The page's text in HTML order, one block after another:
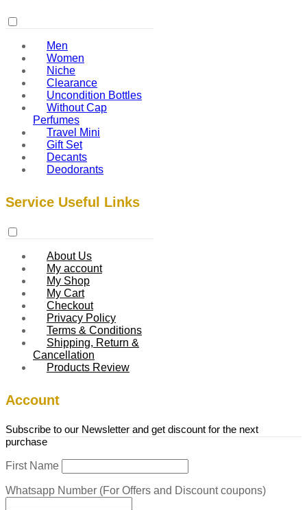
Men
Women
Niche
Clearance
Uncondition Bottles
Without Cap
Perfumes
Travel Mini
Gift Set
Decants
Deodorants
Service Useful Links
About Us
My account
My Shop
My Cart
Checkout
Privacy Policy
Terms & Conditions
Shipping, Return &
Cancellation
Products Review
Account
Subscribe to our Newsletter and get discount for the next
purchase
First Name
Whatsapp Number (For Offers and Discount coupons)